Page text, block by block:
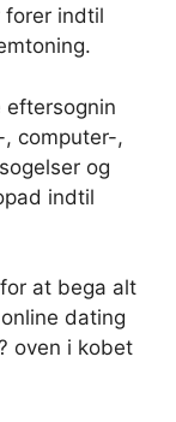
forer indtil
eftersognin
computer-,
og
indtil
at bega alt
online dating
oven i kobet